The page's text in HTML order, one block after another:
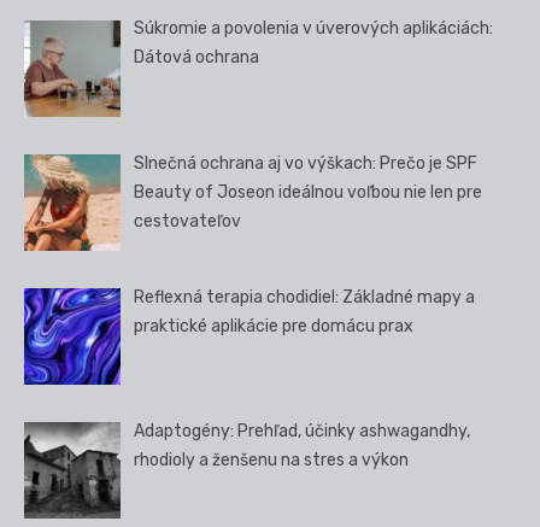
Súkromie a povolenia v úverových aplikáciách:
Dátová ochrana
Slnečná ochrana aj vo výškach: Prečo je SPF
Beauty of Joseon ideálnou voľbou nie len pre
cestovateľov
Reflexná terapia chodidiel: Základné mapy a
praktické aplikácie pre domácu prax
Adaptogény: Prehľad, účinky ashwagandhy,
rhodioly a ženšenu na stres a výkon